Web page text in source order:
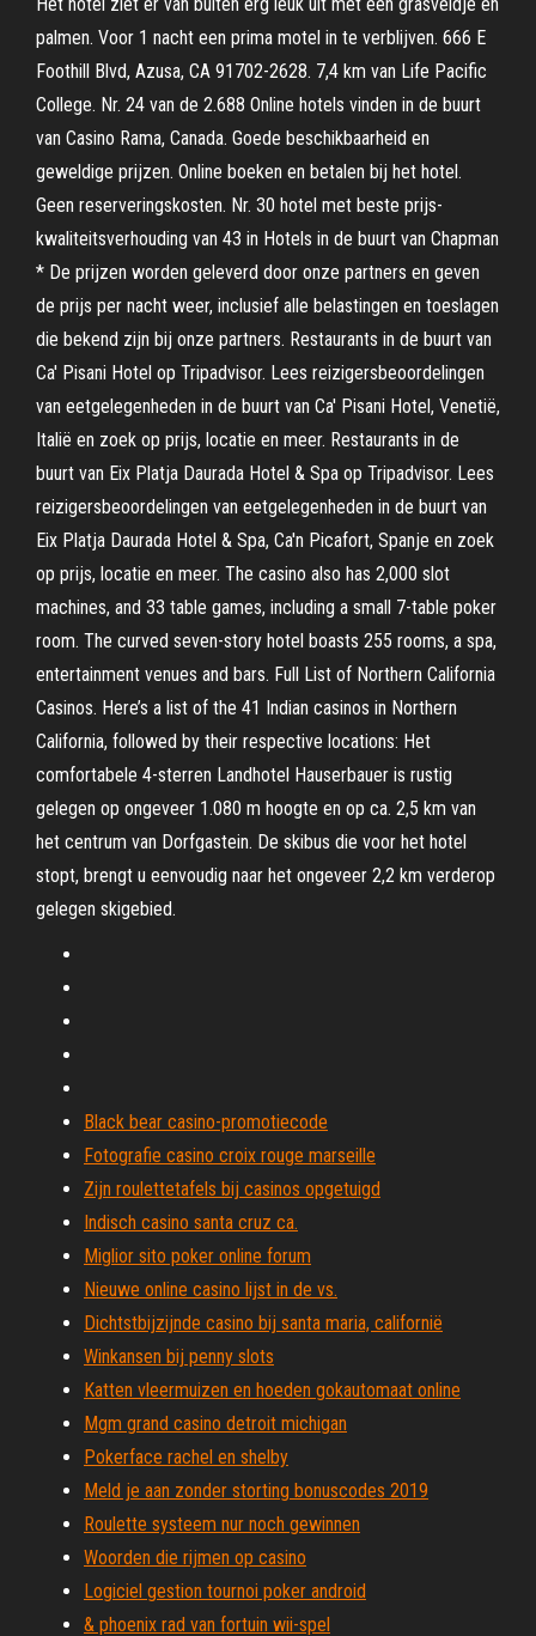
palmen. Voor 1 nacht een prima motel in te verblijven. 666 E
Foothill Blvd, Azusa, CA 91702-2628. 7,4 km van Life Pacific
College. Nr. 24 van de 2.688 Online hotels vinden in de buurt
van Casino Rama, Canada. Goede beschikbaarheid en
geweldige prijzen. Online boeken en betalen bij het hotel.
Geen reserveringskosten. Nr. 30 hotel met beste prijs-
kwaliteitsverhouding van 43 in Hotels in de buurt van Chapman
* De prijzen worden geleverd door onze partners en geven
de prijs per nacht weer, inclusief alle belastingen en toeslagen
die bekend zijn bij onze partners. Restaurants in de buurt van
Ca' Pisani Hotel op Tripadvisor. Lees reizigersbeoordelingen
van eetgelegenheden in de buurt van Ca' Pisani Hotel, Venetië,
Italië en zoek op prijs, locatie en meer. Restaurants in de
buurt van Eix Platja Daurada Hotel & Spa op Tripadvisor. Lees
reizigersbeoordelingen van eetgelegenheden in de buurt van
Eix Platja Daurada Hotel & Spa, Ca'n Picafort, Spanje en zoek
op prijs, locatie en meer. The casino also has 2,000 slot
machines, and 33 table games, including a small 7-table poker
room. The curved seven-story hotel boasts 255 rooms, a spa,
entertainment venues and bars. Full List of Northern California
Casinos. Here’s a list of the 41 Indian casinos in Northern
California, followed by their respective locations: Het
comfortabele 4-sterren Landhotel Hauserbauer is rustig
gelegen op ongeveer 1.080 m hoogte en op ca. 2,5 km van
het centrum van Dorfgastein. De skibus die voor het hotel
stopt, brengt u eenvoudig naar het ongeveer 2,2 km verderop
gelegen skigebied.
Black bear casino-promotiecode
Fotografie casino croix rouge marseille
Zijn roulettetafels bij casinos opgetuigd
Indisch casino santa cruz ca.
Miglior sito poker online forum
Nieuwe online casino lijst in de vs.
Dichtstbijzijnde casino bij santa maria, californië
Winkansen bij penny slots
Katten vleermuizen en hoeden gokautomaat online
Mgm grand casino detroit michigan
Pokerface rachel en shelby
Meld je aan zonder storting bonuscodes 2019
Roulette systeem nur noch gewinnen
Woorden die rijmen op casino
Logiciel gestion tournoi poker android
& phoenix rad van fortuin wii-spel